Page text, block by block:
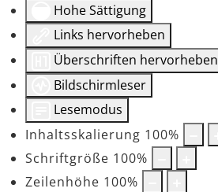
Hohe Sättigung
Links hervorheben
Überschriften hervorheben
Bildschirmleser
Lesemodus
Inhaltsskalierung 100%
Schriftgröße 100%
Zeilenhöhe 100%